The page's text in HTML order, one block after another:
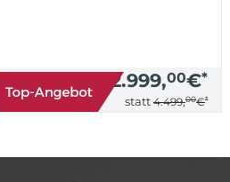
2.999,00€*
statt 4.499,00€*